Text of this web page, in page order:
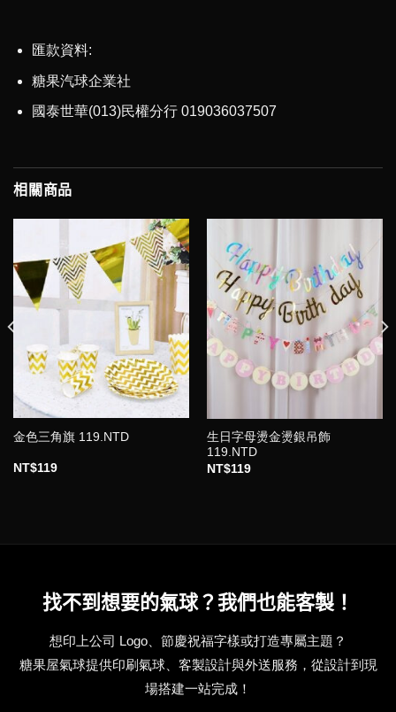
匯款資料:
糖果汽球企業社
國泰世華(013)民權分行 019036037507
相關商品
金色三角旗 119.NTD
NT$119
生日字母燙金燙銀吊飾
119.NTD
NT$119
找不到想要的氣球？我們也能客製！
想印上公司 Logo、節慶祝福字樣或打造專屬主題？
糖果屋氣球提供印刷氣球、客製設計與外送服務，從設計到現
場搭建一站完成！